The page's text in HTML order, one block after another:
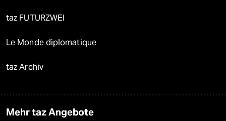
taz FUTURZWEI
Le Monde diplomatique
taz Archiv
Mehr taz Angebote